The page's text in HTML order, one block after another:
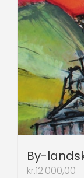
By-
kr.12.000,00